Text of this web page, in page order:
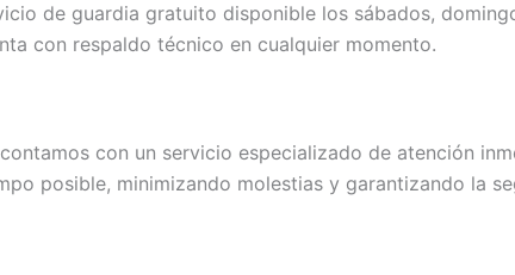
de guardia gratuito disponible los sábados,
con respaldo técnico en cualquier momento.
con un servicio especializado de atención
posible, minimizando molestias y garantizando la